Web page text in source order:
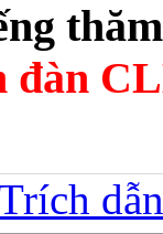
đàn
dẫn